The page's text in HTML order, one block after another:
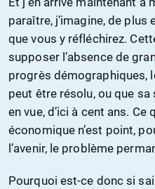
paraître, j’imagine, de
que vous y réfléchirez.
supposer l’absence de
progrès démographiques,
peut être résolu, ou que
en vue, d’ici à cent ans.
économique n’est point,
l’avenir, le problème
Pourquoi est-ce donc si